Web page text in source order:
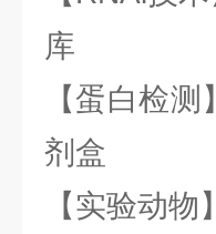
库
【蛋白检
剂盒
【实验动